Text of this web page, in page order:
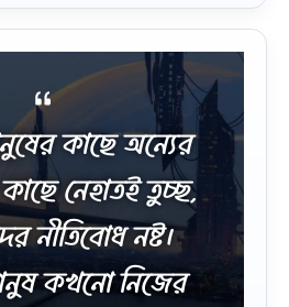
কাছে অন্যের
নেহাতই তুচ্ছ,
নীতিবোধ নষ্ট।
কখনো নিজের